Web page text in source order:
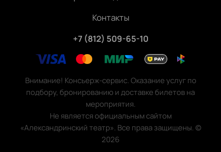
Контакты
+7 (812) 509-65-10
Внимание! Консьерж-сервис. Оказание услуг по
подбору, бронированию и доставке билетов на
мероприятия.
Не является официальным сайтом
«Александринский театр». Все права защищены.©
2026